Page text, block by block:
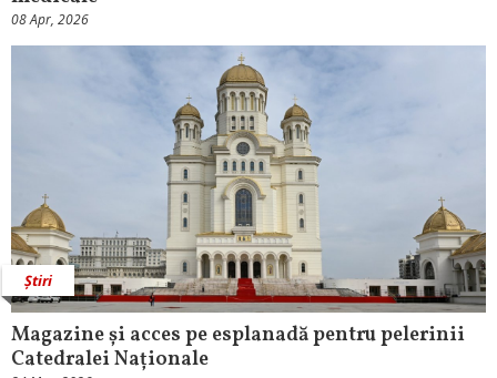
08 Apr, 2026
Știri
Magazine și acces pe esplanadă pentru pelerinii
Catedralei Naționale